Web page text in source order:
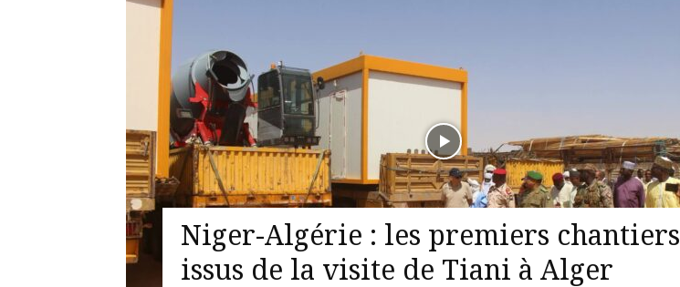
Niger-Algérie : les premiers chantiers
issus de la visite de Tiani à Alger